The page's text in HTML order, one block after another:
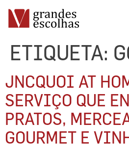
ETIQUETA:
JNCQUOI AT
SERVIÇO QUE
PRATOS,
GOURMET E